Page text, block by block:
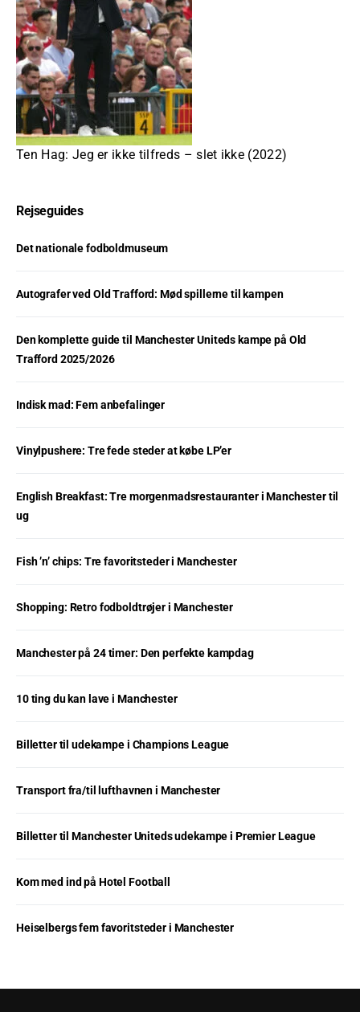
Ten Hag: Jeg er ikke tilfreds – slet ikke (2022)
Rejseguides
Det nationale fodboldmuseum
Autografer ved Old Trafford: Mød spillerne til kampen
Den komplette guide til Manchester Uniteds kampe på Old
Trafford 2025/2026
Indisk mad: Fem anbefalinger
Vinylpushere: Tre fede steder at købe LP’er
English Breakfast: Tre morgenmadsrestauranter i Manchester til
ug
Fish ’n’ chips: Tre favoritsteder i Manchester
Shopping: Retro fodboldtrøjer i Manchester
Manchester på 24 timer: Den perfekte kampdag
10 ting du kan lave i Manchester
Billetter til udekampe i Champions League
Transport fra/til lufthavnen i Manchester
Billetter til Manchester Uniteds udekampe i Premier League
Kom med ind på Hotel Football
Heiselbergs fem favoritsteder i Manchester